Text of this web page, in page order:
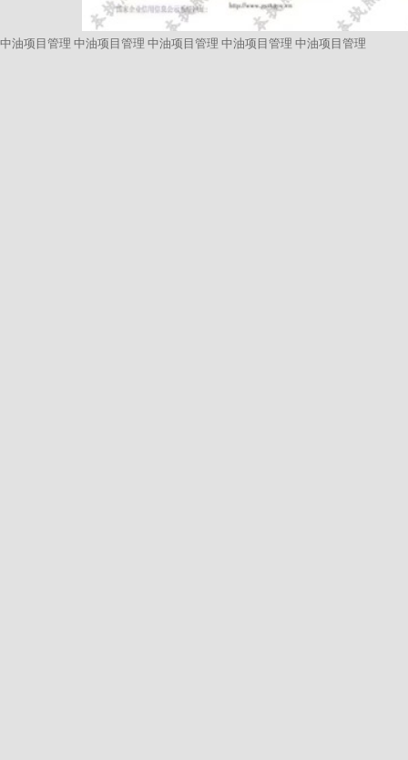
中油项目管理 中油项目管理 中油项目管理 中油项目管理 中油项目管理